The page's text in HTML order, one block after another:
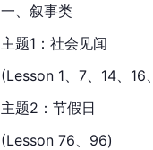
一、叙事类
主题1：社会见闻
(Lesson 1、7、14、
主题2：节假日
(Lesson 76、96)